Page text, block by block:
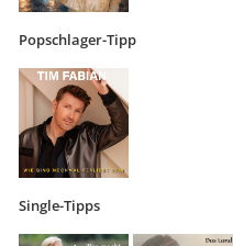
Popschlager-Tipp
Single-Tipps